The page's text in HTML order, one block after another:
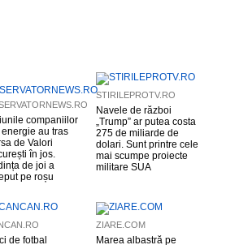
companiilor
au tras
de Valori
în jos.
de joi a
pe roșu
STIRILEPROTV.RO
Navele de război
„Trump” ar putea costa
275 de miliarde de
dolari. Sunt printre cele
mai scumpe proiecte
militare SUA
de fotbal
ZIARE.COM
Marea albastră pe